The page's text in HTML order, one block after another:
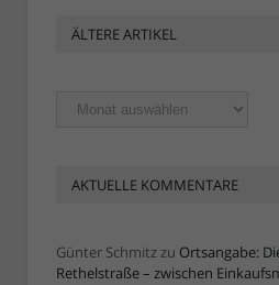
ÄLTERE ARTIKEL
Ältere
Artikel
AKTUELLE KOMMENTARE
Günter Schmitzzu Ortsangabe:
Rethelstraße – zwischen